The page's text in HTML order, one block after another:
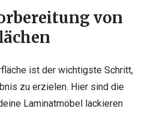
von
ist der wichtigste Schritt,
zu erzielen. Hier sind die
Laminatmöbel lackieren